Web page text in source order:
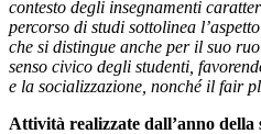
contesto degli insegnamenti
percorso di studi sottolinea
che si distingue anche per il suo
senso civico degli studenti,
e la socializzazione, nonché il fair
Attività realizzate dall’anno della